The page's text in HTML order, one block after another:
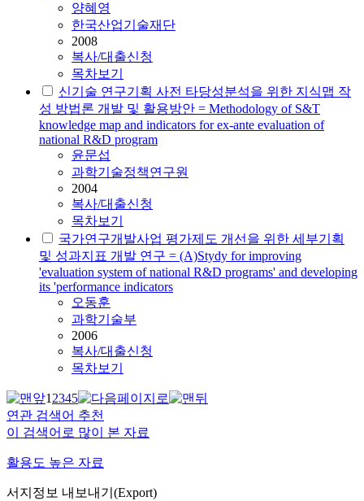
양혜영
한국산업기술재단
2008
복사/대출신청
목차보기
신기술 연구기획 사전 타당성분석을 위한 지식맵 작
성 방법론 개발 및 활용방안 = Methodology of S&T
knowledge map and indicators for ex-ante evaluation of
national R&D program
윤문섭
과학기술정책연구원
2004
복사/대출신청
목차보기
국가연구개발사업 평가제도 개선을 위한 세부기획
및 성과지표 개발 연구 = (A)Stydy for improving
'evaluation system of national R&D programs' and developing
its 'performance indicators
오동훈
과학기술부
2006
복사/대출신청
목차보기
12345
연관 검색어 추천
이 검색어로 많이 본 자료
활용도 높은 자료
서지정보 내보내기(Export)